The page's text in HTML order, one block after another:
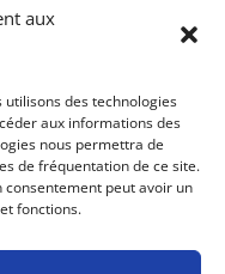
aux
des technologies
aux informations des
nous permettra de
de fréquentation de ce site.
consentement peut avoir un
fonctions.
Lampon
communes du
confidentialité